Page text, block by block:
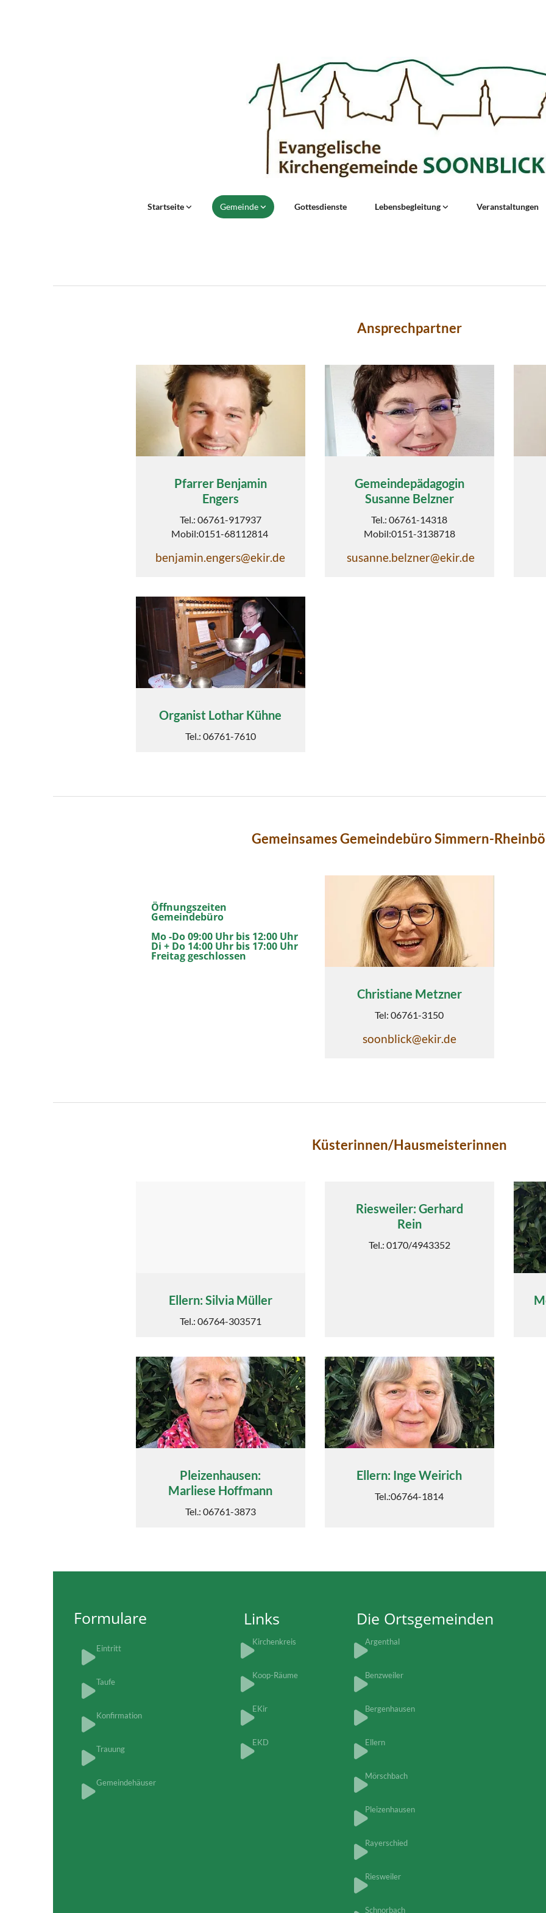
Startseite Gemeinde Gottesdienste Lebensbegleitung Veranstaltungen
Ansprechpartner
Pfarrer Benjamin
Engers
Tel.: 06761-917937
Mobil:0151-68112814
benjamin.engers@ekir.de
Gemeindepädagogin
Susanne Belzner
Tel.: 06761-14318
Mobil:0151-3138718
susanne.belzner@ekir.de
Organist Lothar Kühne
Tel.: 06761-7610
Gemeinsames Gemeindebüro Simmern-
Öffnungszeiten
Gemeindebüro
Mo -Do 09:00 Uhr bis 12:00 Uhr
Di + Do 14:00 Uhr bis 17:00 Uhr
Freitag geschlossen
Christiane Metzner
Tel:06761-3150
soonblick@ekir.de
Küsterinnen/Hausmeisterinnen
Ellern: Silvia Müller
Tel.: 06764-303571
Riesweiler: Gerhard
Rein
Tel.: 0170/4943352
Pleizenhausen:
Marliese Hoffmann
Tel.: 06761-3873
Ellern: Inge Weirich
Tel.:06764-1814
Formulare
Eintritt
Taufe
Konfirmation
Trauung
Gemeindehäuser
Links
Kirchenkreis
Koop-Räume
EKir
EKD
Die Ortsgemeinden
Argenthal
Benzweiler
Bergenhausen
Ellern
Mörschbach
Pleizenhausen
Rayerschied
Riesweiler
Schnorbach